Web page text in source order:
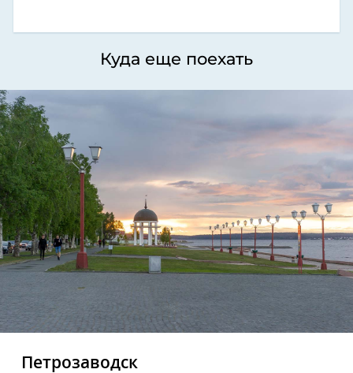
Куда еще поехать
Петрозаводск